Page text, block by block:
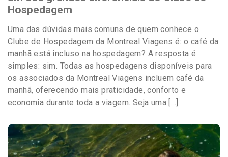
Hospedagem
Uma das dúvidas mais comuns de quem conhece o
Clube de Hospedagem da Montreal Viagens é: o café da
manhã está incluso na hospedagem? A resposta é
simples: sim. Todas as hospedagens disponíveis para
os associados da Montreal Viagens incluem café da
manhã, oferecendo mais praticidade, conforto e
economia durante toda a viagem. Seja uma […]